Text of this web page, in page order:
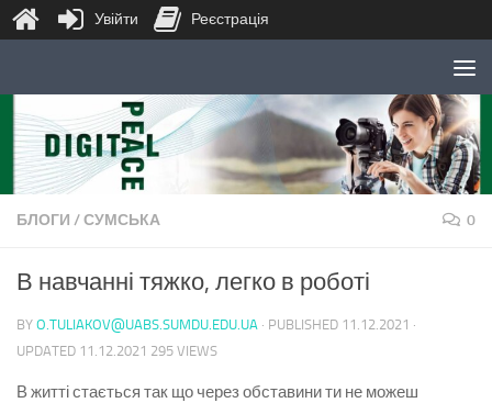
Skip to content
БЛОГИ /СУМСЬКА 0
В навчанні тяжко, легко в роботі
BY O.TULIAKOV@UABS.SUMDU.EDU.UA · PUBLISHED 11.12.2021 ·
UPDATED 11.12.2021 295 VIEWS
В житті стається так що через обставини ти не можеш
Увійти Реєстрація